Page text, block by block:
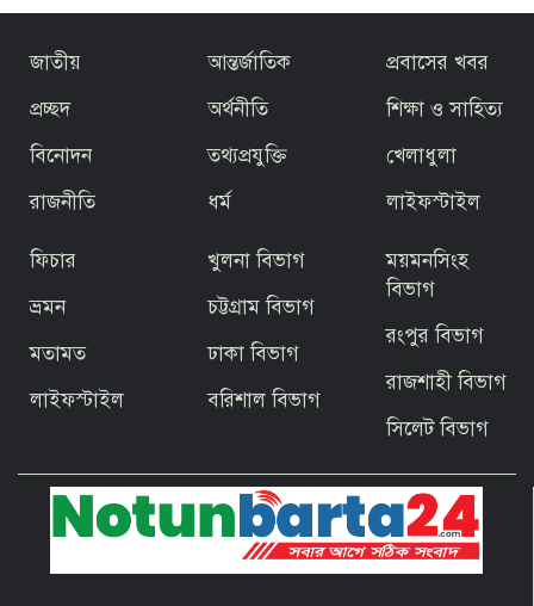
বাজেটকে সময়োপযোগী ও জনকল্যাণমুখী
আখ্যা দিলেন মাওলানা এম.এ. করিম ইবনে
তৃতীয় ধাপে ফ্যামিলি কার্ড বিতরণ কার্যক্রমের
উদ্বোধন প্রধানমন্ত্রীর
জিয়ার স্বাধীনতার ঘোষণার অভয়মন্ত্রে যুদ্ধে
বাগেরহাটের ফকিরহাটে শেষ মুহূর্তে ব্যস্ত সময়
পার করছেন কামারশিল্পীরা
দেশবাসীকে প্রধানমন্ত্রীর ঈদুল আজহার
শুভেচ্ছা
জাতীয়
প্রচ্ছদ
বিনোদন
রাজনীতি
আন্তর্জাতিক
অর্থনীতি
তথ্যপ্রযুক্তি
ধর্ম
প্রবাসের খবর
শিক্ষা ও সাহিত্য
খেলাধুলা
লাইফস্টাইল
ফিচার
ভ্রমন
মতামত
লাইফস্টাইল
খুলনা বিভাগ
চট্টগ্রাম বিভাগ
ঢাকা বিভাগ
বরিশাল বিভাগ
ময়মনসিংহ
বিভাগ
রংপুর বিভাগ
রাজশাহী বিভাগ
সিলেট বিভাগ